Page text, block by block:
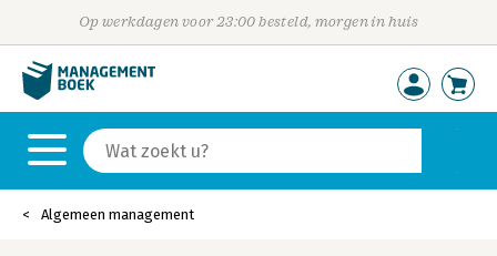
Op werkdagen voor 23:00 besteld, morgen in huis
Algemeen management